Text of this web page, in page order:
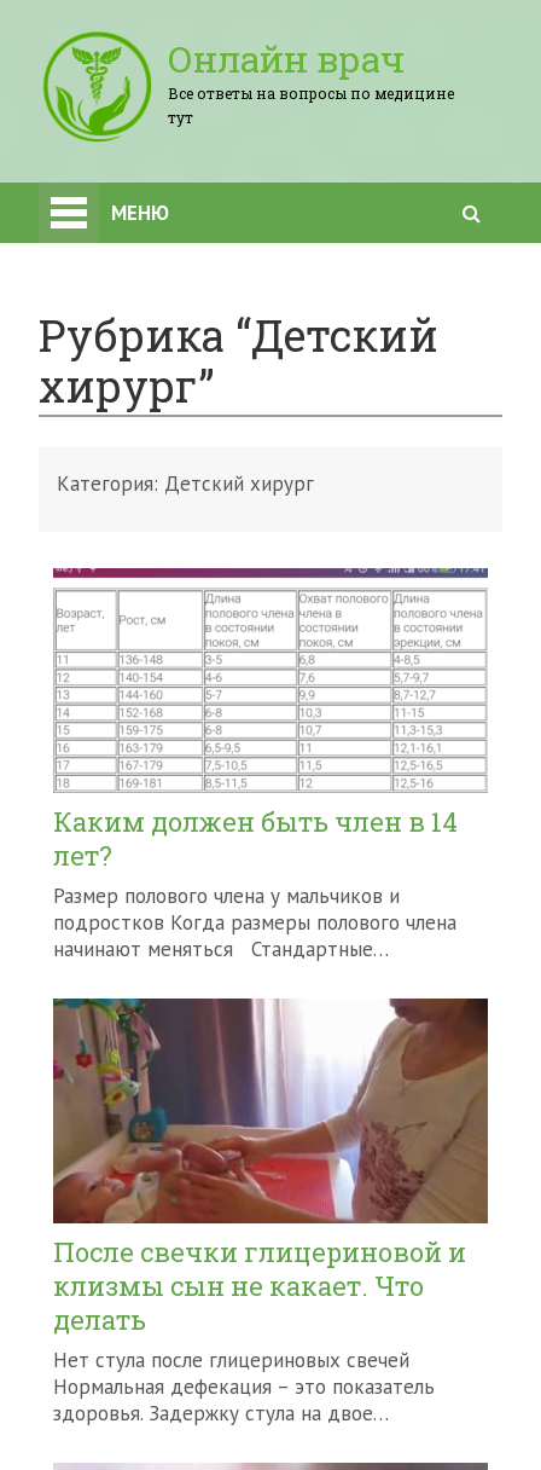
Онлайн врач
Все ответы на вопросы по медицине
тут
МЕНЮ
Рубрика “Детский
хирург”
Категория: Детский хирург
Каким должен быть член в 14
лет?
Размер полового члена у мальчиков и
подростков Когда размеры полового члена
начинают меняться Стандартные…
После свечки глицериновой и
клизмы сын не какает. Что
делать
Нет стула после глицериновых свечей
Нормальная дефекация – это показатель
здоровья. Задержку стула на двое…